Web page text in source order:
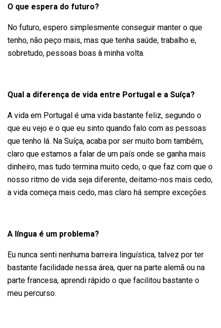
O que espera do futuro?
No futuro, espero simplesmente conseguir manter o que
tenho, não peço mais, mas que tenha saúde, trabalho e,
sobretudo, pessoas boas à minha volta.
Qual a diferença de vida entre Portugal e a Suíça?
A vida em Portugal é uma vida bastante feliz, segundo o
que eu vejo e o que eu sinto quando falo com as pessoas
que tenho lá. Na Suíça, acaba por ser muito bom também,
claro que estamos a falar de um país onde se ganha mais
dinheiro, mas tudo termina muito cedo, o que faz com que o
nosso ritmo de vida seja diferente, deitamo-nos mais cedo,
a vida começa mais cedo, mas claro há sempre exceções.
A língua é um problema?
Eu nunca senti nenhuma barreira linguística, talvez por ter
bastante facilidade nessa área, quer na parte alemã ou na
parte francesa, aprendi rápido o que facilitou bastante o
meu percurso.